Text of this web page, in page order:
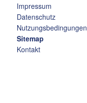
Impressum
Datenschutz
Nutzungs­bedingungen
Sitemap
Kontakt